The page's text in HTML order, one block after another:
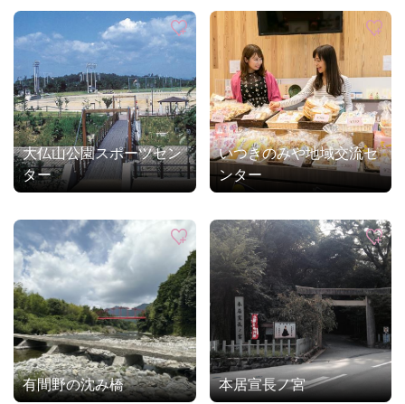
大仏山公園スポーツセン
ター
いつきのみや地域交流セ
ンター
有間野の沈み橋 本居宣長ノ宮